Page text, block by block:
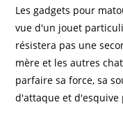
Les gadgets pour
vue d'un jouet
résistera pas une
mère et les autres
parfaire sa force, sa
d'attaque et